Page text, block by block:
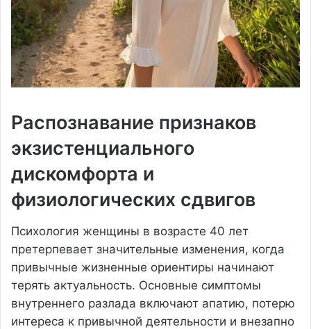
Распознавание признаков
экзистенциального
дискомфорта и
физиологических сдвигов
Психология женщины в возрасте 40 лет
претерпевает значительные изменения, когда
привычные жизненные ориентиры начинают
терять актуальность. Основные симптомы
внутреннего разлада включают апатию, потерю
интереса к привычной деятельности и внезапно